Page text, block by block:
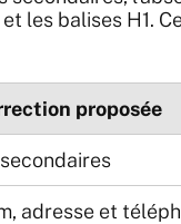
les balises H1.
proposée
adresse et